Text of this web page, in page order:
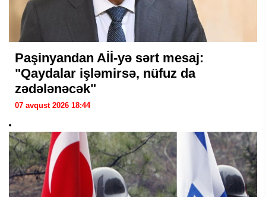
Paşinyandan Aİİ-yə sərt mesaj:
"Qaydalar işləmirsə, nüfuz da
zədələnəcək"
07 avqust 2026 18:44